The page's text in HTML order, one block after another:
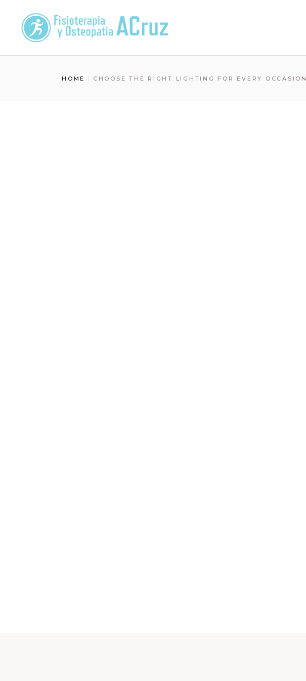
content
HOME CHOOSE THE RIGHT LIGHTING FOR EVERY OCCASION